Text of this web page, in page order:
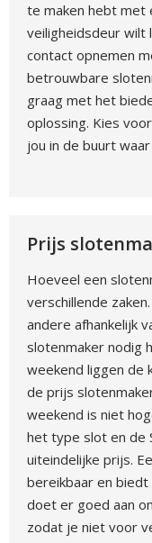
te maken hebt met
veiligheidsdeur wilt
contact opnemen
betrouwbare
graag met het
oplossing. Kies
jou in de buurt
Prijs
Hoeveel een
verschillende
andere afhankelijk
slotenmaker nodig
weekend liggen de
de prijs
weekend is niet
het type slot en de
uiteindelijke prijs.
bereikbaar en
doet er goed aan
zodat je niet voor